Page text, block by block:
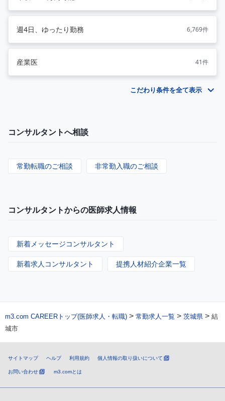
週4日、ゆったり勤務 6,769件
産業医 41件
こだわり条件を全て表示
コンサルタントへ相談
常勤転職のご相談 非常勤入職のご相談
コンサルタントからの医師求人情報
新着メッセージコンサルタント
新着求人コンサルタント 提携人材紹介企業一覧
m3.com CAREERトップ(医師求人・転職) > 常勤求人一覧 > 茨城県 > 結
城市
サイトマップ ヘルプ 利用規約 個人情報の取り扱いについて
お問い合わせ m3.comとは